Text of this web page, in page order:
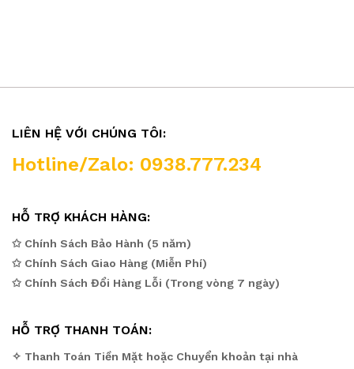
LIÊN HỆ VỚI CHÚNG TÔI:
Hotline/Zalo: 0938.777.234
HỖ TRỢ KHÁCH HÀNG:
✩ Chính Sách Bảo Hành (5 năm)
✩ Chính Sách Giao Hàng (Miễn Phí)
✩ Chính Sách Đổi Hàng Lỗi (Trong vòng 7 ngày)
HỖ TRỢ THANH TOÁN:
✧ Thanh Toán Tiền Mặt hoặc Chuyển khoản tại nhà